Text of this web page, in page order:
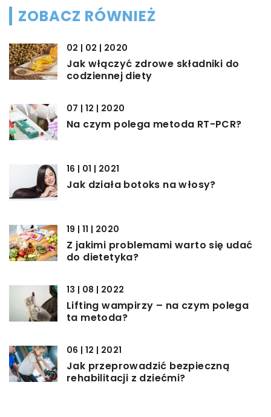
ZOBACZ RÓWNIEŻ
02 | 02 | 2020
Jak włączyć zdrowe składniki do
codziennej diety
07 | 12 | 2020
Na czym polega metoda RT-PCR?
16 | 01 | 2021
Jak działa botoks na włosy?
19 | 11 | 2020
Z jakimi problemami warto się udać
do dietetyka?
13 | 08 | 2022
Lifting wampirzy – na czym polega
ta metoda?
06 | 12 | 2021
Jak przeprowadzić bezpieczną
rehabilitacji z dziećmi?